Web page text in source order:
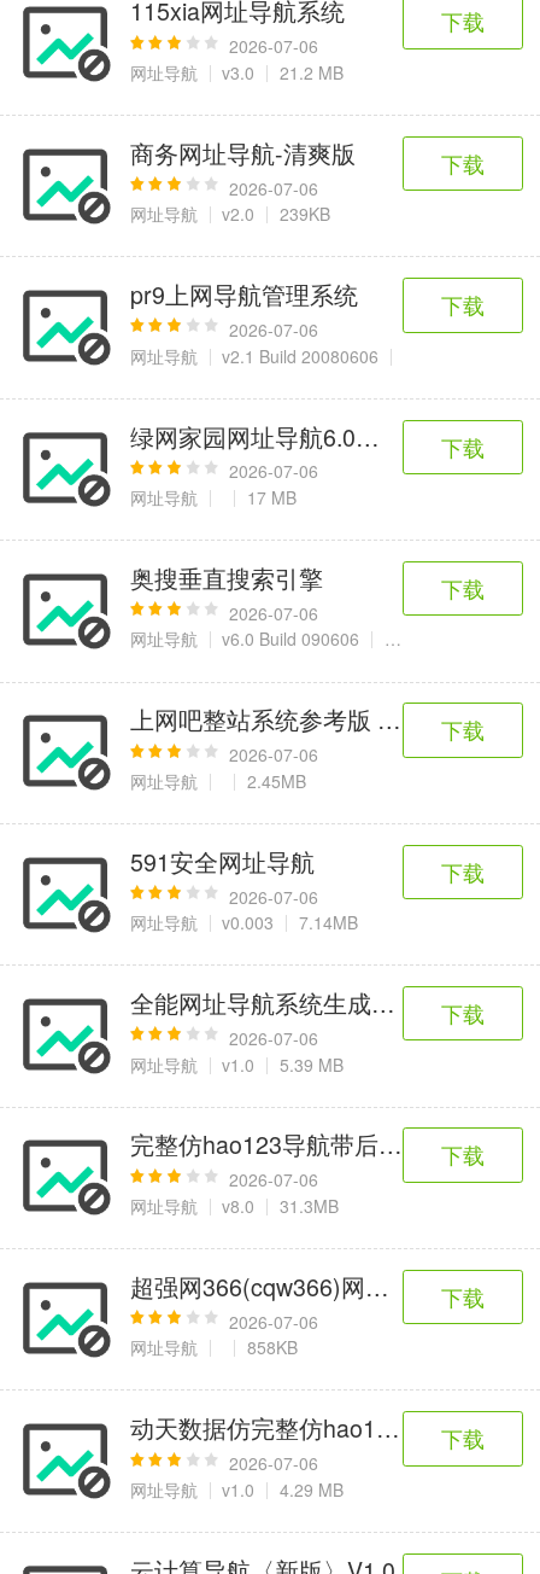
115xia网址导航系统
2026-07-06
网址导航
v3.0 21.2 MB
下载
商务网址导航-清爽版
2026-07-06
网址导航
v2.0 239KB
下载
pr9上网导航管理系统
2026-07-06
网址导航
v2.1 Build 20080606
下载
绿网家园网址导航6.0正式版+最新仿
2026-07-06
网址导航
17 MB
下载
奥搜垂直搜索引擎
2026-07-06
网址导航
v6.0 Build 090606 1.25MB
下载
上网吧整站系统参考版 alpha 2009
2026-07-06
网址导航
2.45MB
下载
591安全网址导航
2026-07-06
网址导航
v0.003 7.14MB
下载
全能网址导航系统生成html
2026-07-06
网址导航
v1.0 5.39 MB
下载
完整仿hao123导航带后台管理网址导
2026-07-06
网址导航
v8.0 31.3MB
下载
2026-07-06
网址导航
858KB
下载
动天数据仿完整仿hao123网址导航
2026-07-06
网址导航
v1.0 4.29 MB
下载